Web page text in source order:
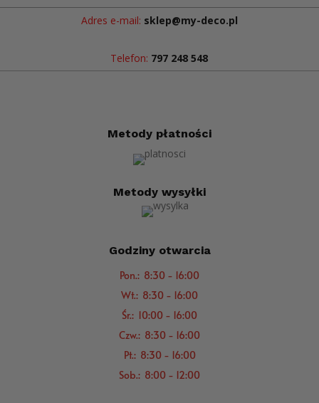
Adres e-mail: sklep@my-deco.pl
Telefon: 797 248 548
Metody płatności
Metody wysyłki
Godziny otwarcia
Pon.: 8:30 - 16:00
Wt.: 8:30 - 16:00
Śr.: 10:00 - 16:00
Czw.: 8:30 - 16:00
Pt.: 8:30 - 16:00
Sob.: 8:00 - 12:00